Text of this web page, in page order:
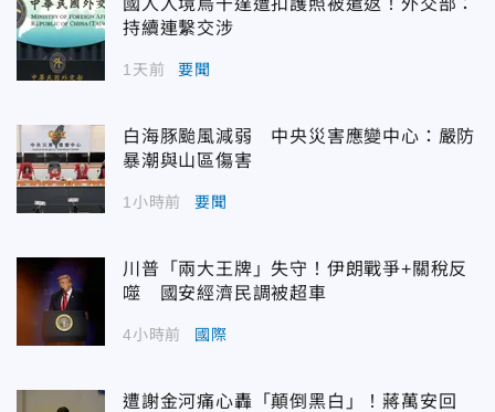
持續連繫交涉
1天前 要聞
白海豚颱風減弱 中央災害應變中心：嚴防
暴潮與山區傷害
1小時前 要聞
川普「兩大王牌」失守！伊朗戰爭+關稅反
噬 國安經濟民調被超車
4小時前 國際
遭謝金河痛心轟「顛倒黑白」！蔣萬安回